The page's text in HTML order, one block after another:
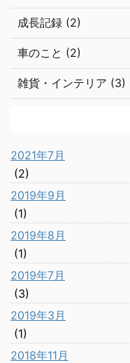
成長記録 (2)
車のこと (2)
雑貨・インテリア (3)
2021年7月
(2)
2019年9月
(1)
2019年8月
(1)
2019年7月
(3)
2019年3月
(1)
2018年11月